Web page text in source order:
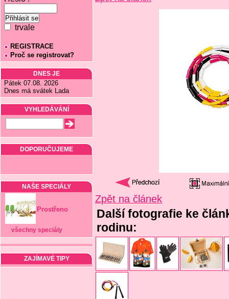
trvale
REGISTRACE
Proč se registrovat?
DNES JE
Pátek 07.08. 2026
Dnes má svátek Lada
VYHLEDÁVÁNÍ
DOPORUČUJEME
NAŠE SPECIÁLY
Prostřeno
všechny speciály
ZAJÍMAVÉ TIPY
Zpět na článek
Další fotografie ke
rodinu: